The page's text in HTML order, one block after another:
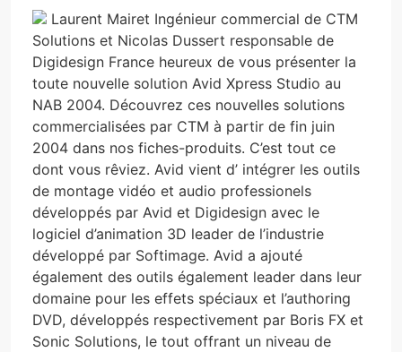
Laurent Mairet Ingénieur commercial de CTM
Solutions et Nicolas Dussert responsable de
Digidesign France heureux de vous présenter la
toute nouvelle solution Avid Xpress Studio au
NAB 2004. Découvrez ces nouvelles solutions
commercialisées par CTM à partir de fin juin
2004 dans nos fiches-produits. C’est tout ce
dont vous rêviez. Avid vient d’ intégrer les outils
de montage vidéo et audio professionels
développés par Avid et Digidesign avec le
logiciel d’animation 3D leader de l’industrie
développé par Softimage. Avid a ajouté
également des outils également leader dans leur
domaine pour les effets spéciaux et l’authoring
DVD, développés respectivement par Boris FX et
Sonic Solutions, le tout offrant un niveau de